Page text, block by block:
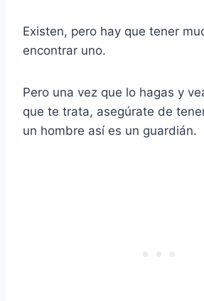
Existen, pero hay que tener
encontrar uno.
Pero una vez que lo hagas y
que te trata, asegúrate de
un hombre así es un guardián.